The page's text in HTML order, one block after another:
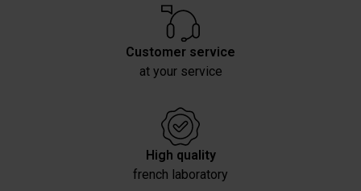
Customer service
at your service
High quality
french laboratory